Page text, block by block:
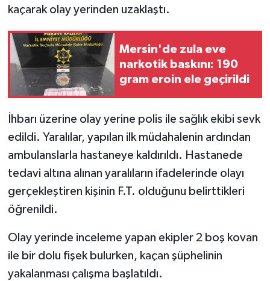
kaçarak olay yerinden uzaklaştı.
Mersin'de zula eve
narkotik baskını: 190
gram eroin ele geçirildi
İhbarı üzerine olay yerine polis ile sağlık ekibi sevk
edildi. Yaralılar, yapılan ilk müdahalenin ardından
ambulanslarla hastaneye kaldırıldı. Hastanede
tedavi altına alınan yaralıların ifadelerinde olayı
gerçekleştiren kişinin F.T. olduğunu belirttikleri
öğrenildi.
Olay yerinde inceleme yapan ekipler 2 boş kovan
ile bir dolu fişek bulurken, kaçan şüphelinin
yakalanması çalışma başlatıldı.